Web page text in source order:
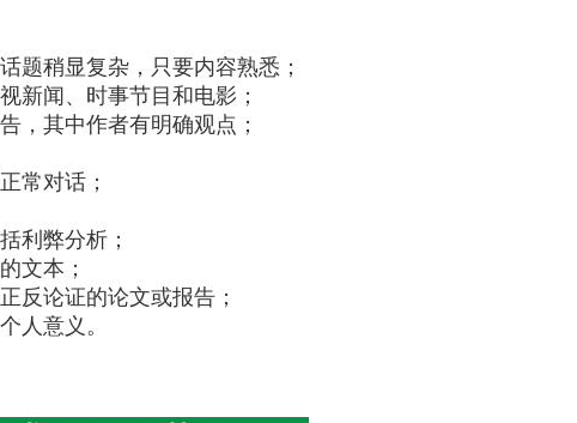
题稍显复杂，只要内容熟悉；
新闻、时事节目和电影；
，其中作者有明确观点；
常对话；
利弊分析；
文本；
反论证的论文或报告；
人意义。